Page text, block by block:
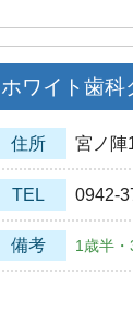
ホワイト歯科
住所 宮ノ陣
TEL 0942-
備考 1歳半